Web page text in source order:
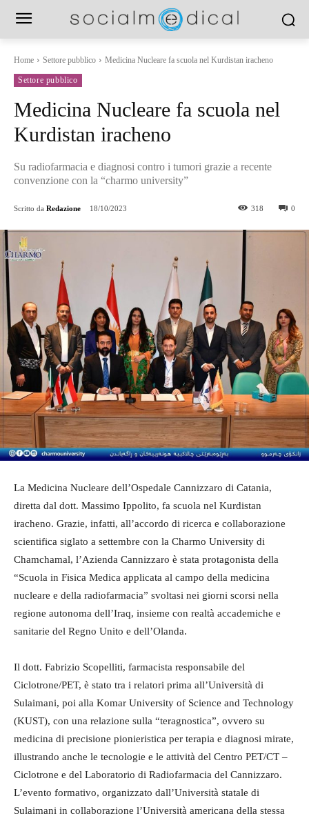
Home Settore pubblico Medicina Nucleare fa scuola nel Kurdistan iracheno
Settore pubblico
Medicina Nucleare fa scuola nel
Kurdistan iracheno
Su radiofarmacia e diagnosi contro i tumori grazie a recente
convenzione con la “charmo university”
Scritto da Redazione 18/10/2023 0
318
La Medicina Nucleare dell’Ospedale Cannizzaro di Catania,
diretta dal dott. Massimo Ippolito, fa scuola nel Kurdistan
iracheno. Grazie, infatti, all’accordo di ricerca e collaborazione
scientifica siglato a settembre con la Charmo University di
Chamchamal, l’Azienda Cannizzaro è stata protagonista della
“Scuola in Fisica Medica applicata al campo della medicina
nucleare e della radiofarmacia” svoltasi nei giorni scorsi nella
regione autonoma dell’Iraq, insieme con realtà accademiche e
sanitarie del Regno Unito e dell’Olanda.
Il dott. Fabrizio Scopelliti, farmacista responsabile del
Ciclotrone/PET, è stato tra i relatori prima all’Università di
Sulaimani, poi alla Komar University of Science and Technology
(KUST), con una relazione sulla “teragnostica”, ovvero su
medicina di precisione pionieristica per terapia e diagnosi mirate,
illustrando anche le tecnologie e le attività del Centro PET/CT –
Ciclotrone e del Laboratorio di Radiofarmacia del Cannizzaro.
L’evento formativo, organizzato dall’Università statale di
Sulaimani in collaborazione l’Università americana della stessa